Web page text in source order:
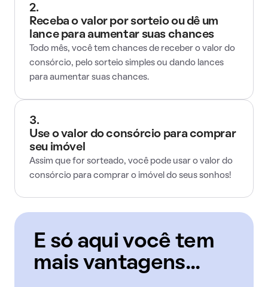
2.
Receba o valor por sorteio ou dê um
lance para aumentar suas chances
Todo mês, você tem chances de receber o valor do
consórcio, pelo sorteio simples ou dando lances
para aumentar suas chances.
3.
Use o valor do consórcio para comprar
seu imóvel
Assim que for sorteado, você pode usar o valor do
consórcio para comprar o imóvel do seus sonhos!
E só aqui você tem
mais vantagens...